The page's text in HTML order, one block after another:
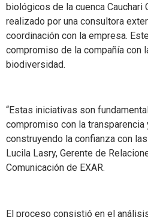
biológicos de la cuenca Cauchari
realizado por una consultora
coordinación con la empresa.
compromiso de la compañía con
biodiversidad.
“Estas iniciativas son
compromiso con la transparencia
construyendo la confianza con
Lucila Lasry, Gerente de
Comunicación de EXAR.
El proceso consistió en el